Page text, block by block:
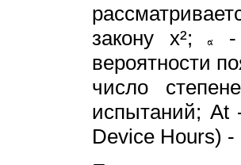
закону x²;
-
вероятности
число
испытаний; At
Device Hours)